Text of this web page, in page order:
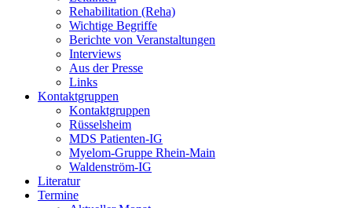
Rehabilitation (Reha)
Wichtige Begriffe
Berichte von Veranstaltungen
Interviews
Aus der Presse
Links
Kontaktgruppen
Kontaktgruppen
Rüsselsheim
MDS Patienten-IG
Myelom-Gruppe Rhein-Main
Waldenström-IG
Literatur
Termine